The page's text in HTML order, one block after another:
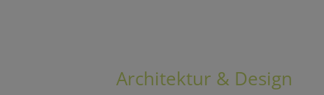
Architektur & Design